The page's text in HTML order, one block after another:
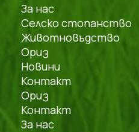
За нас
Селско стопанство
Животновъдство
Oриз
Новини
Контакт
Oриз
Контакт
За нас